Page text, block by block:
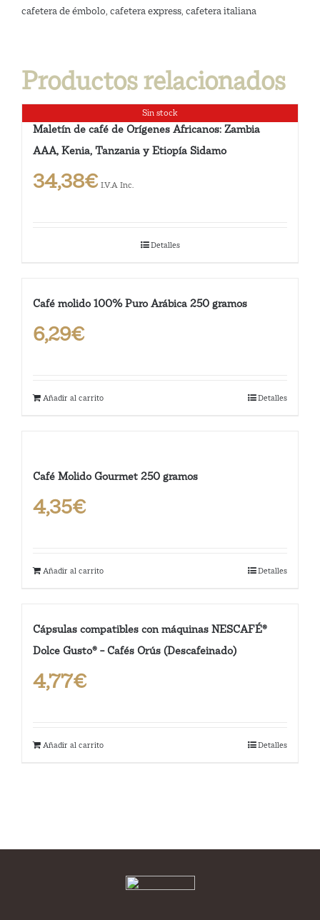
cantidad
cafetera de émbolo cafetera express cafetera italiana
Productos relacionados
Sin stock
Maletín de café de Orígenes Africanos: Zambia
AAA, Kenia, Tanzania y Etiopía Sidamo
34,38€ I.V.A Inc.
Detalles
Café molido 100% Puro Arábica 250 gramos
6,29€
Añadir al carrito Detalles
Café Molido Gourmet 250 gramos
4,35€
Añadir al carrito Detalles
Cápsulas compatibles con máquinas NESCAFÉ®
Dolce Gusto® – Cafés Orús (Descafeinado)
4,77€
Añadir al carrito Detalles